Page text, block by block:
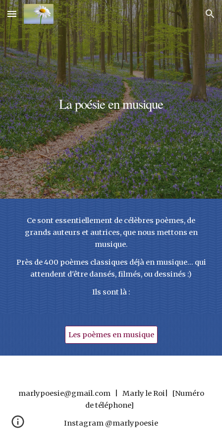
Skip to main content Skip to navigation
La poésieen musique
Ce sont essentiellement de célèbres poèmes, de
grands auteurs et autrices, que nous mettons en
musique.
Près de 400 poèmes classiques déjà en musique... qui
attendent d'être dansés, filmés, ou dessinés :)
Ils sont là :
Les poèmes en musique
marlypoesie@gmail.com | Marly le Roi| [Numéro
de téléphone]
Instagram @marlypoesie